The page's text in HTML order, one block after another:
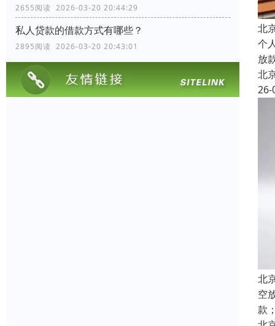
2655阅读 2026-03-20 20:44:29
私人贷款的借款方式有哪些？
2895阅读 2026-03-20 20:43:01
北
个
放
北
26-
北
空
款